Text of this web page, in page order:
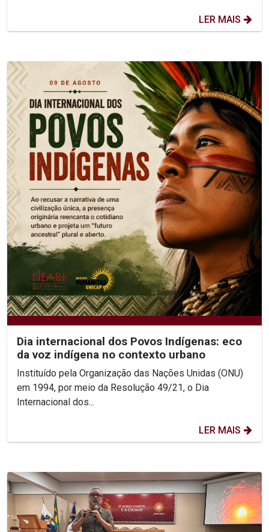
LER MAIS
Dia internacional dos Povos Indígenas: eco
da voz indígena no contexto urbano
Instituído pela Organização das Nações Unidas (ONU)
em 1994, por meio da Resolução 49/21, o Dia
Internacional dos...
LER MAIS